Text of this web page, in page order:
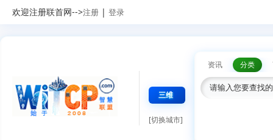
欢迎注册联首网-->注册 | 登录
三维
[切换城市]
资讯 分类